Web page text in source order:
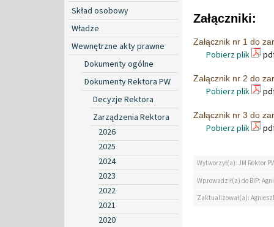
Skład osobowy
Władze
Wewnętrzne akty prawne
Dokumenty ogólne
Dokumenty Rektora PW
Decyzje Rektora
Zarządzenia Rektora
2026
2025
2024
2023
2022
2021
2020
Załączniki:
Załącznik nr 1 do
Pobierz plik
Załącznik nr 2 do
Pobierz plik
Załącznik nr 3 do
Pobierz plik
Wytworzył(a): JM Rektor
Wprowadził(a) do BIP:
Zaktualizował(a):